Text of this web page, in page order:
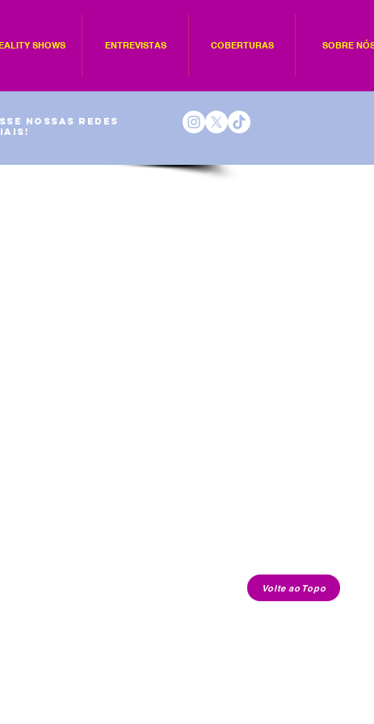
SHOWS ENTREVISTAS COBERTURAS SOBRE
nossas redes
Volte ao Topo